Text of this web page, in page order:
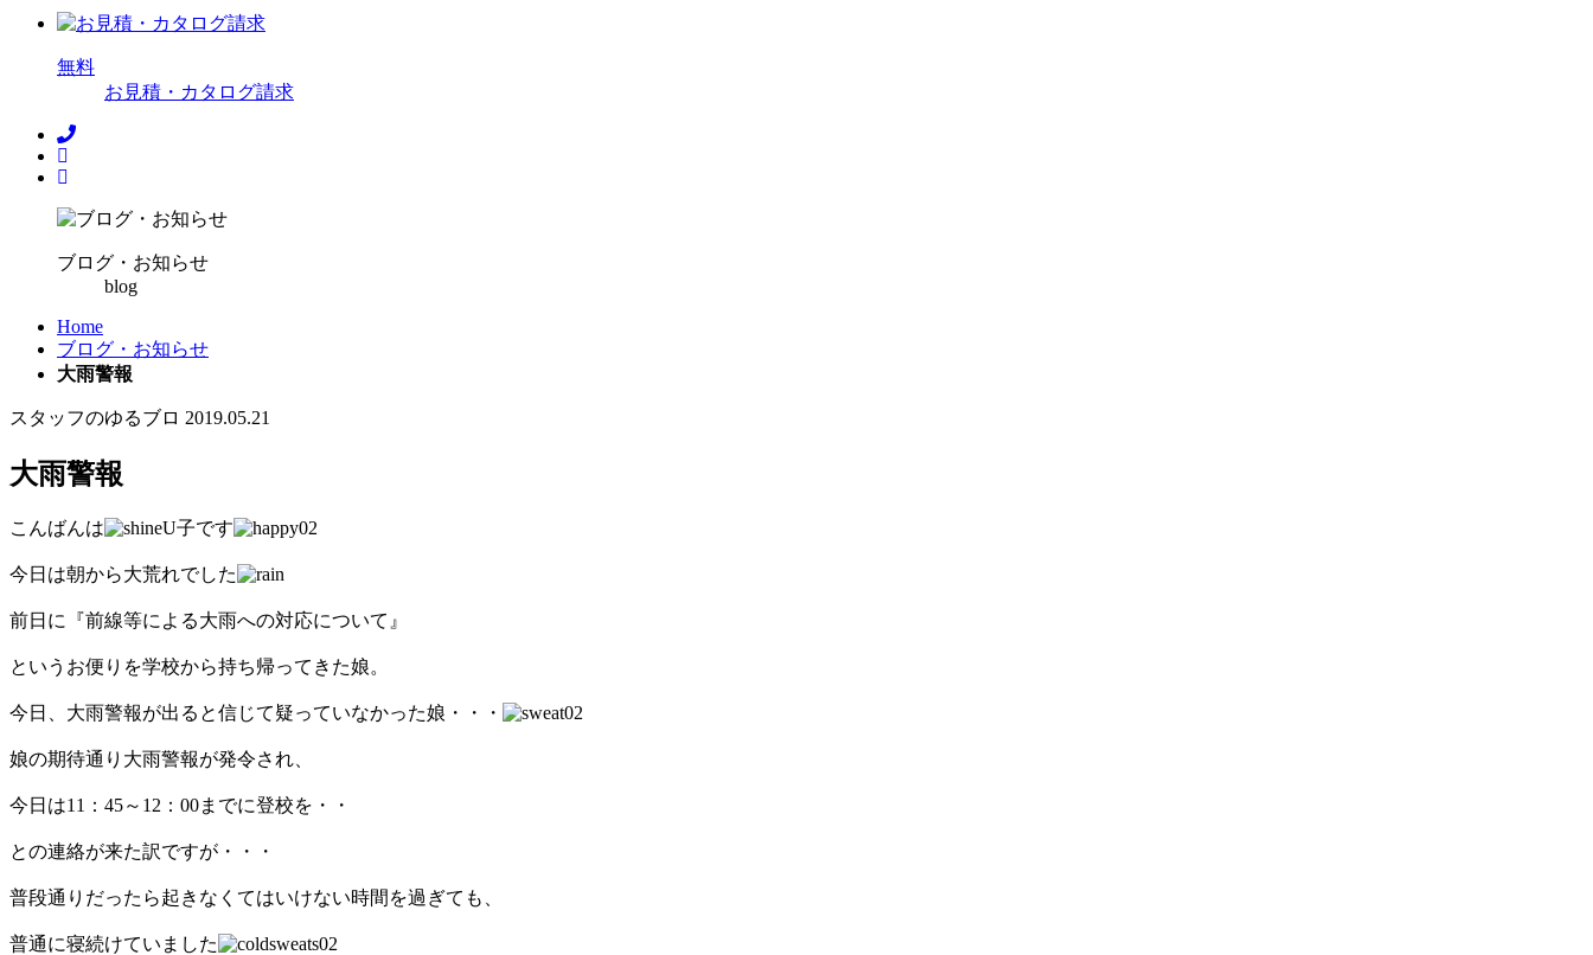
無料
お見積・カタログ請求
ブログ・お知らせ
blog
Home
ブログ・お知らせ
大雨警報
スタッフのゆるブロ 2019.05.21
大雨警報
こんばんは U子です
今日は朝から大荒れでした
前日に『前線等による大雨への対応について』
というお便りを学校から持ち帰ってきた娘。
今日、大雨警報が出ると信じて疑っていなかった娘・・・
娘の期待通り大雨警報が発令され、
今日は11：45～12：00までに登校を・・
との連絡が来た訳ですが・・・
普段通りだったら起きなくてはいけない時間を過ぎても、
普通に寝続けていました